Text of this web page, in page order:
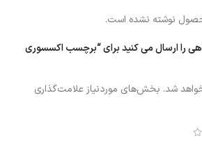
نوشته نشده است.
را ارسال می کنید برای “برچسب اکسسوری
شد. بخش‌های موردنیاز علامت‌گذاری